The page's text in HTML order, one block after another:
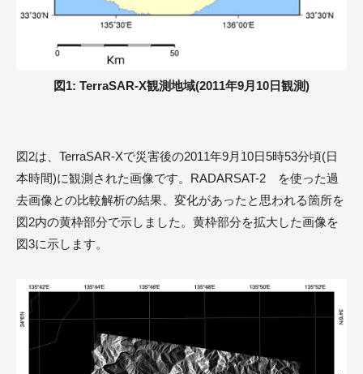
図1: TerraSAR-X観測地域(2011年9月10日観測)
図2は、TerraSAR-Xで災害後の2011年9月10日5時53分頃(日
本時間)に観測された画像です。RADARSAT-2 を使った過
去画像との比較解析の結果、変化があったと思われる箇所を
図2内の黄枠部分で示しました。黄枠部分を拡大した画像を
図3に示します。